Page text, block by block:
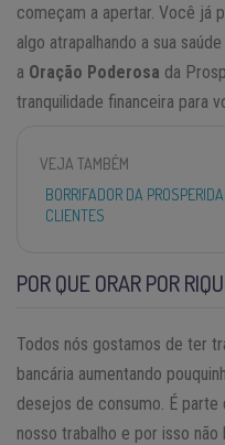
começam a apertar. Você já
algo atrapalhando a sua
a Oração Poderosa da
tranquilidade financeira para
VEJA TAMBÉM
BORRIFADOR DA
CLIENTES
POR QUE ORAR POR
Todos nós gostamos de ter
bancária aumentando
desejos de consumo. É
nosso trabalho e por isso